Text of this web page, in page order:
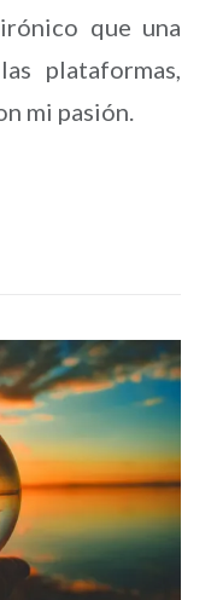
que una
plataformas,
mi pasión.